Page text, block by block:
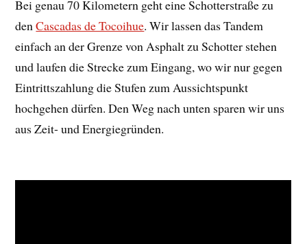
Bei genau 70 Kilometern geht eine Schotterstraße zu
denCascadas de Tocoihue. Wir lassen das Tandem
einfach an der Grenze von Asphalt zu Schotter stehen
und laufen die Strecke zum Eingang, wo wir nur gegen
Eintrittszahlung die Stufen zum Aussichtspunkt
hochgehen dürfen. Den Weg nach unten sparen wir uns
aus Zeit- und Energiegründen.